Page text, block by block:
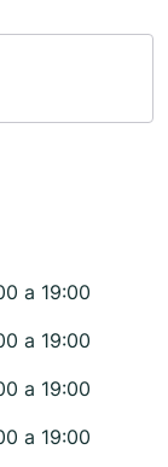
a 19:00
a 19:00
a 19:00
a 19:00